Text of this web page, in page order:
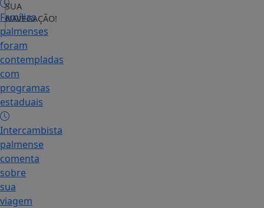
Famílias
palmenses
foram
contempladas
com
programas
estaduais
Intercambista
palmense
comenta
sobre
sua
viagem
SUA
NAVEGAÇÃO!